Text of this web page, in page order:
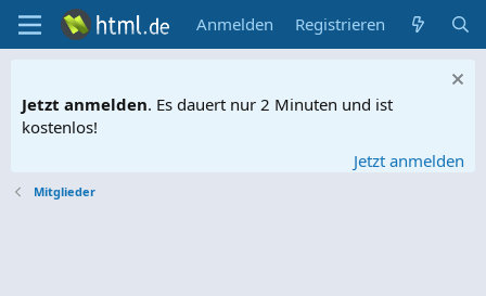
Anmelden Registrieren
Jetzt anmelden. Es dauert nur 2 Minuten und ist
kostenlos!
Jetzt anmelden
Mitglieder